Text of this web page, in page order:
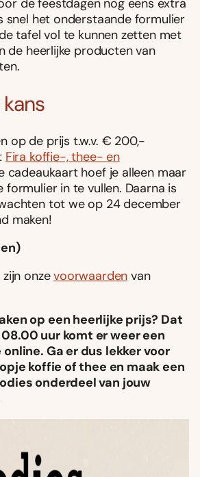
snel het onderstaande formulier
tafel vol te kunnen zetten met
de heerlijke producten van
op de prijs t.w.v. € 200,-
Fira ko­ffie-, thee- en
cadeaukaart hoef je alleen maar
in te vullen. Daarna is
tot we op 24 december
maken!
zijn onzevoorwaarden van
op een heerlijke prijs? Dat
uur komt er weer een
Ga er dus lekker voor
koffie of thee en maak een
onderdeel van jouw